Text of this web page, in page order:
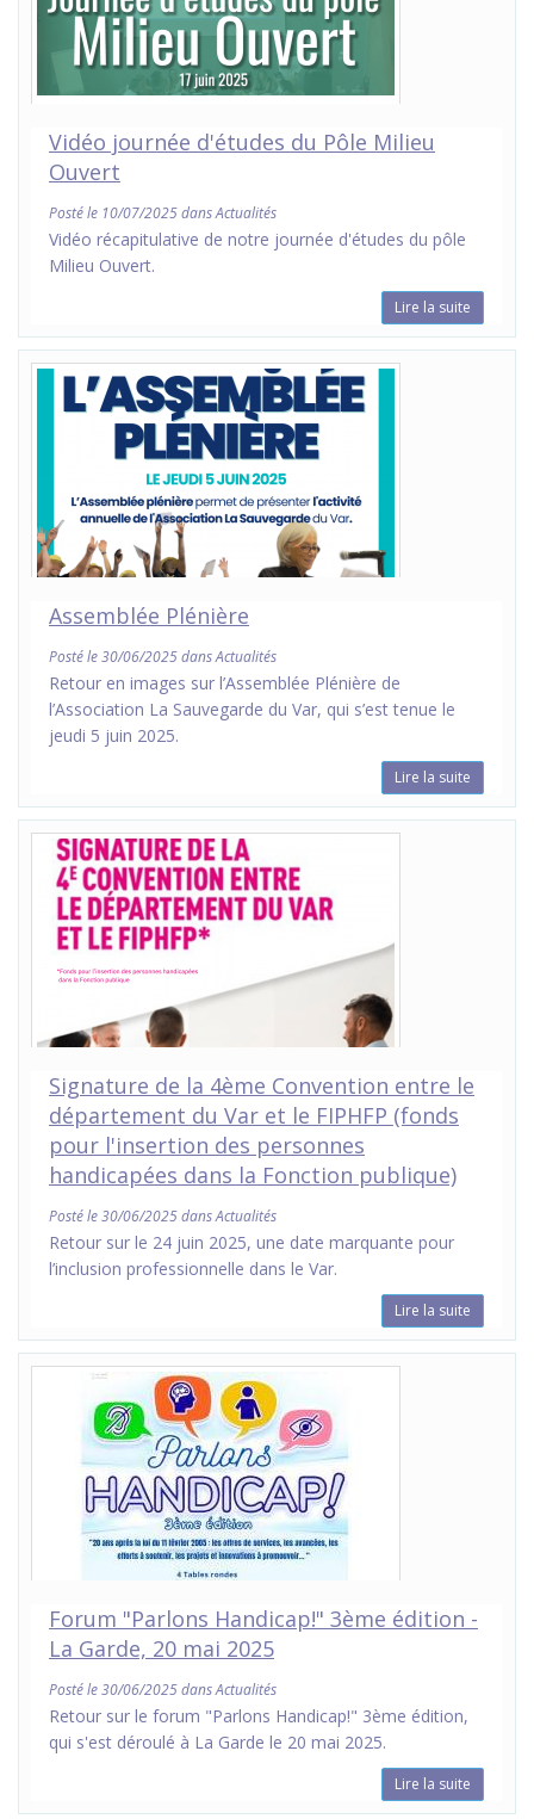
Vidéo journée d'études du Pôle Milieu
Ouvert
Posté le 10/07/2025 dans Actualités
Vidéo récapitulative de notre journée d'études du pôle
Milieu Ouvert.
Lire la suite
Assemblée Plénière
Posté le 30/06/2025 dans Actualités
Retour en images sur l’Assemblée Plénière de
l’Association La Sauvegarde du Var, qui s’est tenue le
jeudi 5 juin 2025.
Lire la suite
Signature de la 4ème Convention entre le
département du Var et le FIPHFP (fonds
pour l'insertion des personnes
handicapées dans la Fonction publique)
Posté le 30/06/2025 dans Actualités
Retour sur le 24 juin 2025, une date marquante pour
l’inclusion professionnelle dans le Var.
Lire la suite
Forum "Parlons Handicap!" 3ème édition -
La Garde, 20 mai 2025
Posté le 30/06/2025 dans Actualités
Retour sur le forum "Parlons Handicap!" 3ème édition,
qui s'est déroulé à La Garde le 20 mai 2025.
Lire la suite